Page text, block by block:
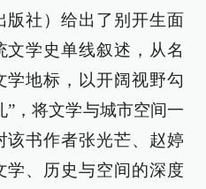
版社）给出了别开生面
学史单线叙述，从名
地标，以开阔视野勾
”，将文学与城市空间一
该书作者张光芒、赵婷
学、历史与空间的深度